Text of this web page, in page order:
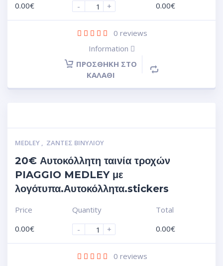
0.00€
-
+
0.00€
0 reviews
Information
ΠΡΟΣΘΉΚΗ ΣΤΟ
ΚΑΛΆΘΙ
MEDLEY , ΖΆΝΤΕΣ ΒΙΝΥΛΊΟΥ
20€ Αυτοκόλλητη ταινία τροχών
PIAGGIO MEDLEY με
λογότυπα.Αυτοκόλλητα.stickers
Price
0.00€
Quantity
-
+
Total
0.00€
0 reviews